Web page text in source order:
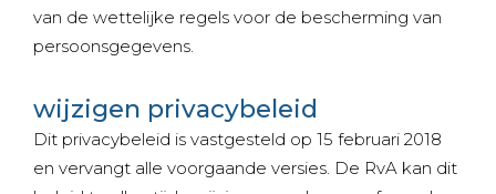
van de wettelijke regels voor de bescherming van
persoonsgegevens.
wijzigen privacybeleid
Dit privacybeleid is vastgesteld op 15 februari 2018
en vervangt alle voorgaande versies. De RvA kan dit